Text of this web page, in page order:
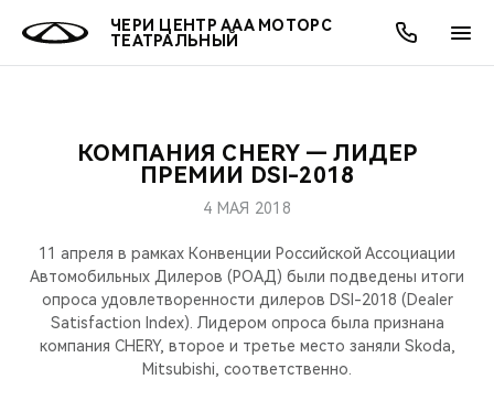
ЧЕРИ ЦЕНТР ААА МОТОРС
ТЕАТРАЛЬНЫЙ
МОДЕЛИ
КРОССОВЕРЫ
СЕДАНЫ
ПОКУПАТЕЛЯМ
КРЕДИТ И СТРАХОВАНИЕ
ВЛАДЕЛЬЦАМ
ЗАПЧАСТИ И АКСЕССУАРЫ
ПОДДЕРЖКА
МИР CHERY
О БРЕНДЕ
CHERY В СОЦСЕТЯХ
АКЦИИ
ОНЛАЙН СЕРВИСЫ
КРЕДИТ
О КОМПАНИИ
МЫ В СОЦСЕТЯХ
КОМПАНИЯ CHERY — ЛИДЕР
ПРЕМИИ DSI-2018
4 МАЯ 2018
11 апреля в рамках Конвенции Российской Ассоциации
Автомобильных Дилеров (РОАД) были подведены итоги
опроса удовлетворенности дилеров DSI-2018 (Dealer
Satisfaction Index). Лидером опроса была признана
компания CHERY, второе и третье место заняли Skoda,
Mitsubishi, соответственно.